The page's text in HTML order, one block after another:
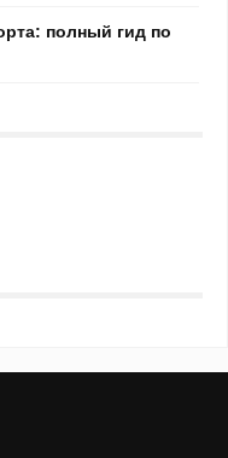
полный гид по